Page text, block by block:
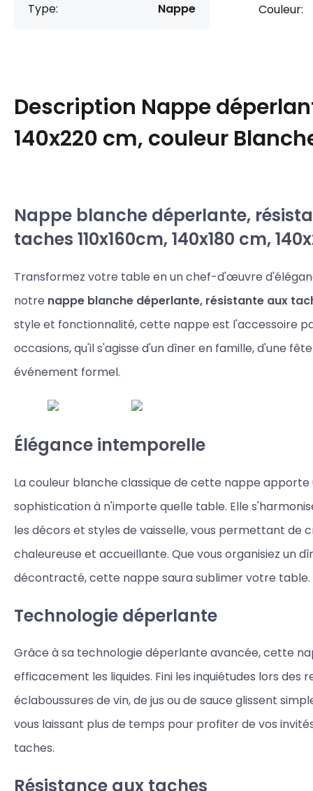
Type: Nappe Couleur:
Description Nappe
140x220 cm, couleur
Nappe blanche déperlante,
taches 110x160cm, 140x180 cm,
Transformez votre table en un chef-d'œuvre
notre nappe blanche déperlante, résistante aux
style et fonctionnalité, cette nappe est l'accessoire
occasions, qu'il s'agisse d'un dîner en famille, d'une
événement formel.
Élégance intemporelle
La couleur blanche classique de cette nappe apporte
sophistication à n'importe quelle table. Elle
les décors et styles de vaisselle, vous permettant de
chaleureuse et accueillante. Que vous organisiez un
décontracté, cette nappe saura sublimer votre table.
Technologie déperlante
Grâce à sa technologie déperlante avancée, cette
efficacement les liquides. Fini les inquiétudes lors des
éclaboussures de vin, de jus ou de sauce glissent
vous laissant plus de temps pour profiter de vos
taches.
Résistance aux taches